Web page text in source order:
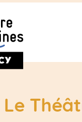
Le